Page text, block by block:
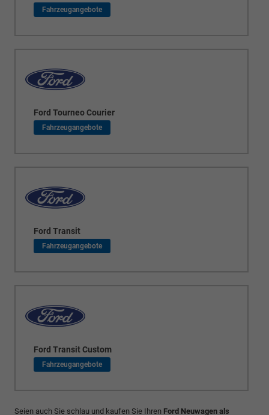
Ford Tourneo Courier
Ford Transit
Ford Transit Custom
Seien auch Sie schlau und kaufen Sie Ihren Ford Neuwagen als